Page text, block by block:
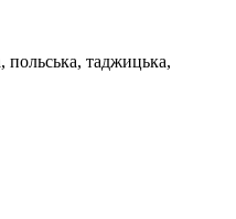
польська, таджицька,